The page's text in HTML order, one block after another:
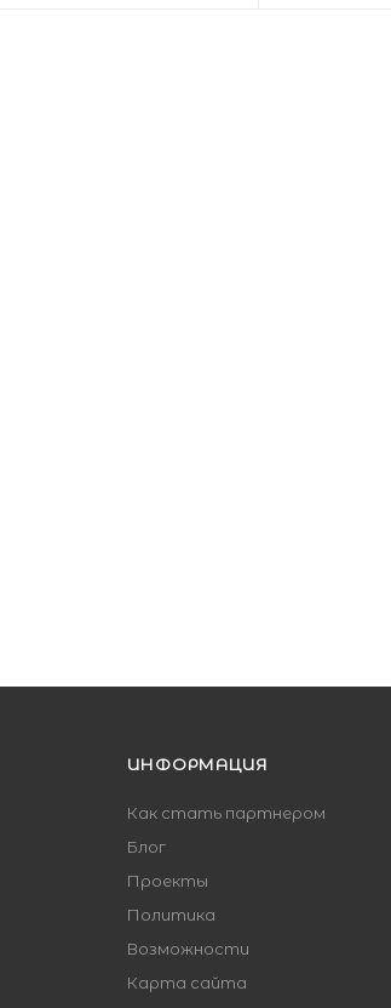
ИНФОРМАЦИЯ
Как стать партнером
Блог
Проекты
Политика
Возможности
Карта сайта